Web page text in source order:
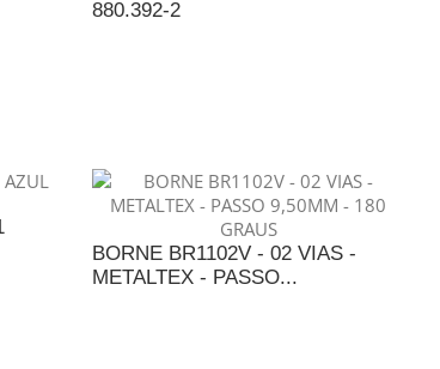
880.392-2
BORNE BR1102V - 02 VIAS -
METALTEX - PASSO...